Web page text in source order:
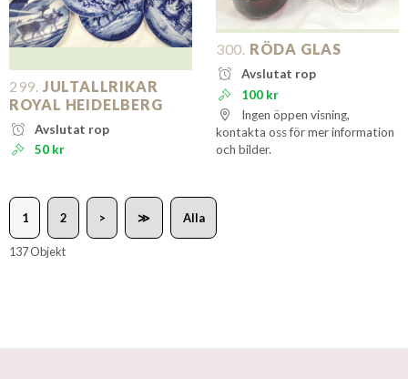
299. JULTALLRIKAR
ROYAL HEIDELBERG
Avslutat rop
50 kr
300. RÖDA GLAS
Avslutat rop
100 kr
Ingen öppen visning,
kontakta oss för mer information
och bilder.
1 2 > ≫ Alla
137 Objekt